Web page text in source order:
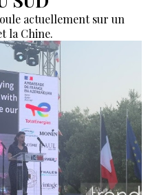
actuellement sur un
la Chine.